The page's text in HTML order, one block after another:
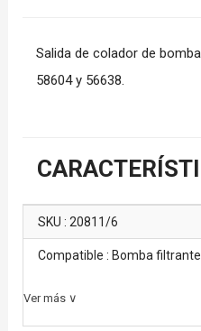
Salida de colador de
58604 y 56638.
SKU : 20811/6
Compatible : Bomba
Ver más ∨